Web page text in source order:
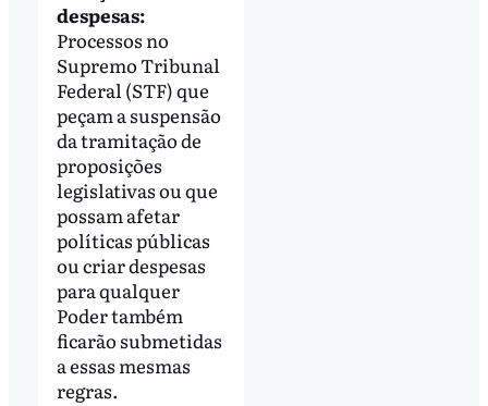
despesas:
Processos no
Supremo Tribunal
Federal (STF) que
peçam a suspensão
da tramitação de
proposições
legislativas ou que
possam afetar
políticas públicas
ou criar despesas
para qualquer
Poder também
ficarão submetidas
a essas mesmas
regras.